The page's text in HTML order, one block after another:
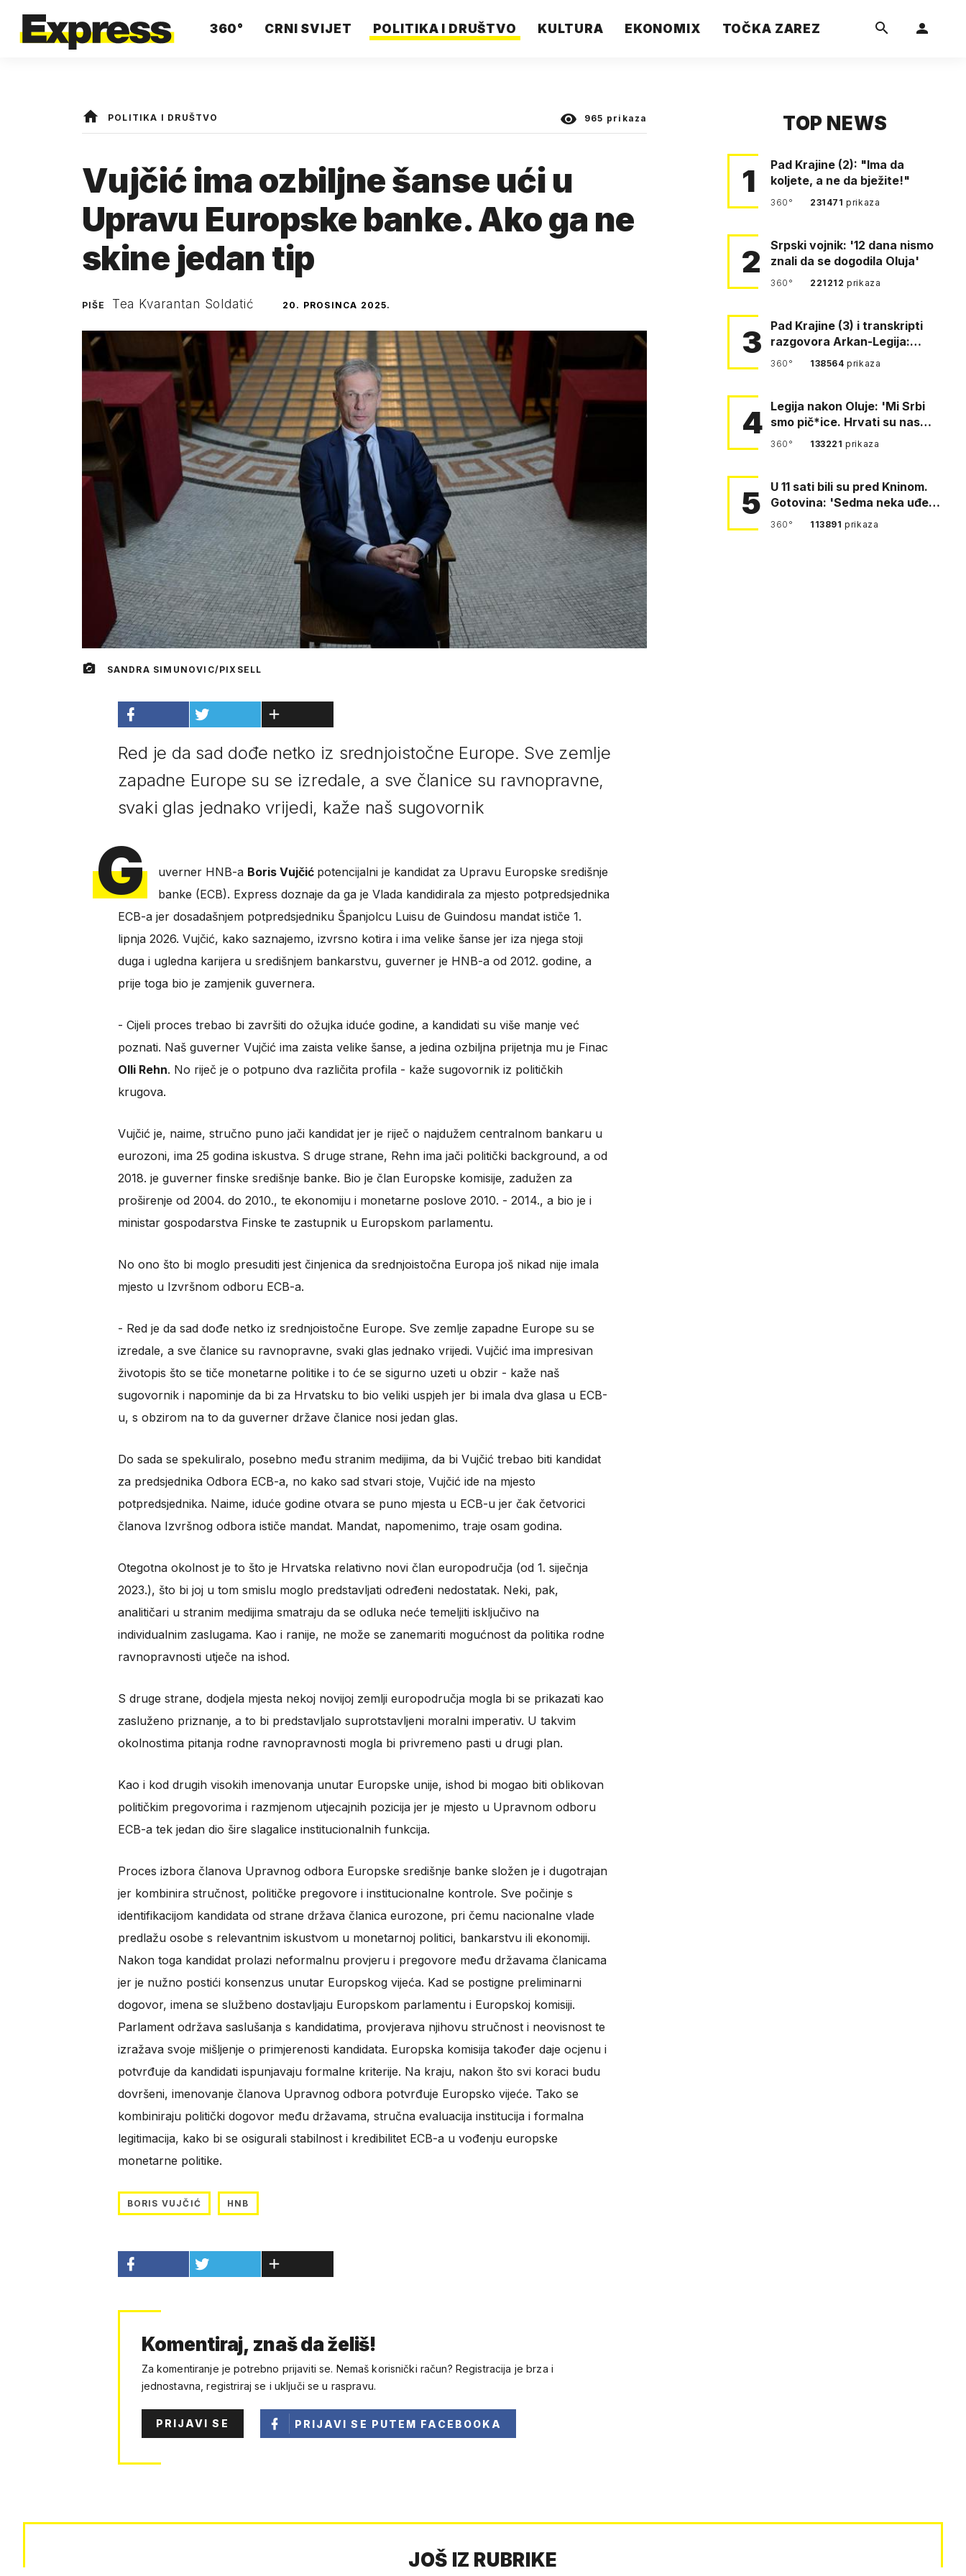
360° CRNI SVIJET POLITIKA I DRUŠTVO KULTURA EKONOMIX TOČKA ZAREZ
POLITIKA I DRUŠTVO 965 prikaza
Vujčić ima ozbiljne šanse ući u
Upravu Europske banke. Ako ga ne
skine jedan tip
PIŠE Tea Kvarantan Soldatić 20. PROSINCA 2025.
SANDRA SIMUNOVIC/PIXSELL
Red je da sad dođe netko iz srednjoistočne Europe. Sve zemlje
zapadne Europe su se izredale, a sve članice su ravnopravne,
svaki glas jednako vrijedi, kaže naš sugovornik
G uverner HNB-a Boris Vujčić potencijalni je kandidat za Upravu Europske središnje
banke (ECB). Express doznaje da ga je Vlada kandidirala za mjesto potpredsjednika
ECB-a jer dosadašnjem potpredsjedniku Španjolcu Luisu de Guindosu mandat ističe 1.
lipnja 2026. Vujčić, kako saznajemo, izvrsno kotira i ima velike šanse jer iza njega stoji
duga i ugledna karijera u središnjem bankarstvu, guverner je HNB-a od 2012. godine, a
prije toga bio je zamjenik guvernera.
- Cijeli proces trebao bi završiti do ožujka iduće godine, a kandidati su više manje već
poznati. Naš guverner Vujčić ima zaista velike šanse, a jedina ozbiljna prijetnja mu je Finac
Olli Rehn. No riječ je o potpuno dva različita profila - kaže sugovornik iz političkih
krugova.
Vujčić je, naime, stručno puno jači kandidat jer je riječ o najdužem centralnom bankaru u
eurozoni, ima 25 godina iskustva. S druge strane, Rehn ima jači politički background, a od
2018. je guverner finske središnje banke. Bio je član Europske komisije, zadužen za
proširenje od 2004. do 2010., te ekonomiju i monetarne poslove 2010. - 2014., a bio je i
ministar gospodarstva Finske te zastupnik u Europskom parlamentu.
No ono što bi moglo presuditi jest činjenica da srednjoistočna Europa još nikad nije imala
mjesto u Izvršnom odboru ECB-a.
- Red je da sad dođe netko iz srednjoistočne Europe. Sve zemlje zapadne Europe su se
izredale, a sve članice su ravnopravne, svaki glas jednako vrijedi. Vujčić ima impresivan
životopis što se tiče monetarne politike i to će se sigurno uzeti u obzir - kaže naš
sugovornik i napominje da bi za Hrvatsku to bio veliki uspjeh jer bi imala dva glasa u ECB-
u, s obzirom na to da guverner države članice nosi jedan glas.
Do sada se spekuliralo, posebno među stranim medijima, da bi Vujčić trebao biti kandidat
za predsjednika Odbora ECB-a, no kako sad stvari stoje, Vujčić ide na mjesto
potpredsjednika. Naime, iduće godine otvara se puno mjesta u ECB-u jer čak četvorici
članova Izvršnog odbora ističe mandat. Mandat, napomenimo, traje osam godina.
Otegotna okolnost je to što je Hrvatska relativno novi član europodručja (od 1. siječnja
2023.), što bi joj u tom smislu moglo predstavljati određeni nedostatak. Neki, pak,
analitičari u stranim medijima smatraju da se odluka neće temeljiti isključivo na
individualnim zaslugama. Kao i ranije, ne može se zanemariti mogućnost da politika rodne
ravnopravnosti utječe na ishod.
S druge strane, dodjela mjesta nekoj novijoj zemlji europodručja mogla bi se prikazati kao
zasluženo priznanje, a to bi predstavljalo suprotstavljeni moralni imperativ. U takvim
okolnostima pitanja rodne ravnopravnosti mogla bi privremeno pasti u drugi plan.
Kao i kod drugih visokih imenovanja unutar Europske unije, ishod bi mogao biti oblikovan
političkim pregovorima i razmjenom utjecajnih pozicija jer je mjesto u Upravnom odboru
ECB-a tek jedan dio šire slagalice institucionalnih funkcija.
Proces izbora članova Upravnog odbora Europske središnje banke složen je i dugotrajan
jer kombinira stručnost, političke pregovore i institucionalne kontrole. Sve počinje s
identifikacijom kandidata od strane država članica eurozone, pri čemu nacionalne vlade
predlažu osobe s relevantnim iskustvom u monetarnoj politici, bankarstvu ili ekonomiji.
Nakon toga kandidat prolazi neformalnu provjeru i pregovore među državama članicama
jer je nužno postići konsenzus unutar Europskog vijeća. Kad se postigne preliminarni
dogovor, imena se službeno dostavljaju Europskom parlamentu i Europskoj komisiji.
Parlament održava saslušanja s kandidatima, provjerava njihovu stručnost i neovisnost te
izražava svoje mišljenje o primjerenosti kandidata. Europska komisija također daje ocjenu i
potvrđuje da kandidati ispunjavaju formalne kriterije. Na kraju, nakon što svi koraci budu
dovršeni, imenovanje članova Upravnog odbora potvrđuje Europsko vijeće. Tako se
kombiniraju politički dogovor među državama, stručna evaluacija institucija i formalna
legitimacija, kako bi se osigurali stabilnost i kredibilitet ECB-a u vođenju europske
monetarne politike.
BORIS VUJČIĆ HNB
Komentiraj, znaš da želiš!
Za komentiranje je potrebno prijaviti se. Nemaš korisnički račun? Registracija je brza i
jednostavna, registriraj se i uključi se u raspravu.
PRIJAVI SE PRIJAVI SE PUTEM FACEBOOKA
TOP NEWS
1
Pad Krajine (2): "Ima da
koljete, a ne da bježite!"
360° 231471prikaza
2
Srpski vojnik: '12 dana nismo
znali da se dogodila Oluja'
360° 221212prikaza
3
Pad Krajine (3) i transkripti
razgovora Arkan-Legija:
'Čujem, prelazite ustašam…
360° 138564prikaza
4 Legija nakon Oluje: 'Mi Srbi
smo pič*ice. Hrvati su nas
pomeli!'
360° 133221prikaza
5
U 11 sati bili su pred Kninom.
Gotovina: 'Sedma neka uđe,
4. gardijska neka g…
360° 113891prikaza
JOŠ IZ RUBRIKE